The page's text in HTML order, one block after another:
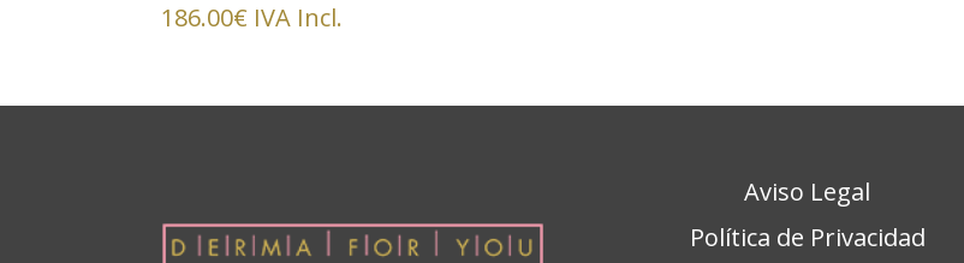
186.00€ IVA Incl.
Aviso Legal
Política de Privacidad